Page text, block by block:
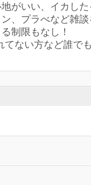
がいい、イカした
、プラべなど雑
制限もなし！
ない方など誰でも